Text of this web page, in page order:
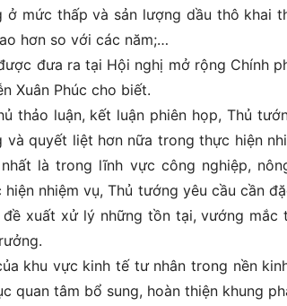
mức thấp và sản lượng dầu thô khai
hơn so với các năm;…
đưa ra tại Hội nghị mở rộng Chính
Xuân Phúc cho biết.
thảo luận, kết luận phiên họp, Thủ
quyết liệt hơn nữa trong thực hiện
là trong lĩnh vực công nghiệp,
nhiệm vụ, Thủ tướng yêu cầu cần
xuất xử lý những tồn tại, vướng mắc
khu vực kinh tế tư nhân trong nền
quan tâm bổ sung, hoàn thiện khung